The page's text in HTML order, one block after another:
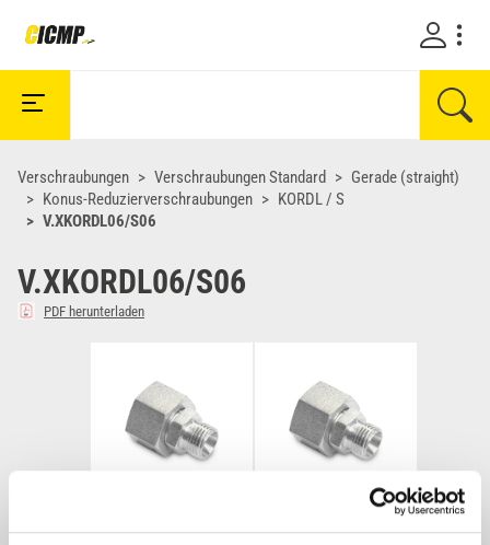
Verschraubungen Verschraubungen Standard
Gerade (straight)
Konus-Reduzierverschraubungen
KORDL / S
V.XKORDL06/S06
V.XKORDL06/S06
PDF herunterladen
XRED Konus-Reduzierverschraubung